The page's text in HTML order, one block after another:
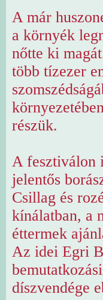
A már
a környék
nőtte ki
több tízezer
részük.
A fesztiválon
jelentős
Csillag és
kínálatban, a
éttermek
Az idei Egri
díszvendége